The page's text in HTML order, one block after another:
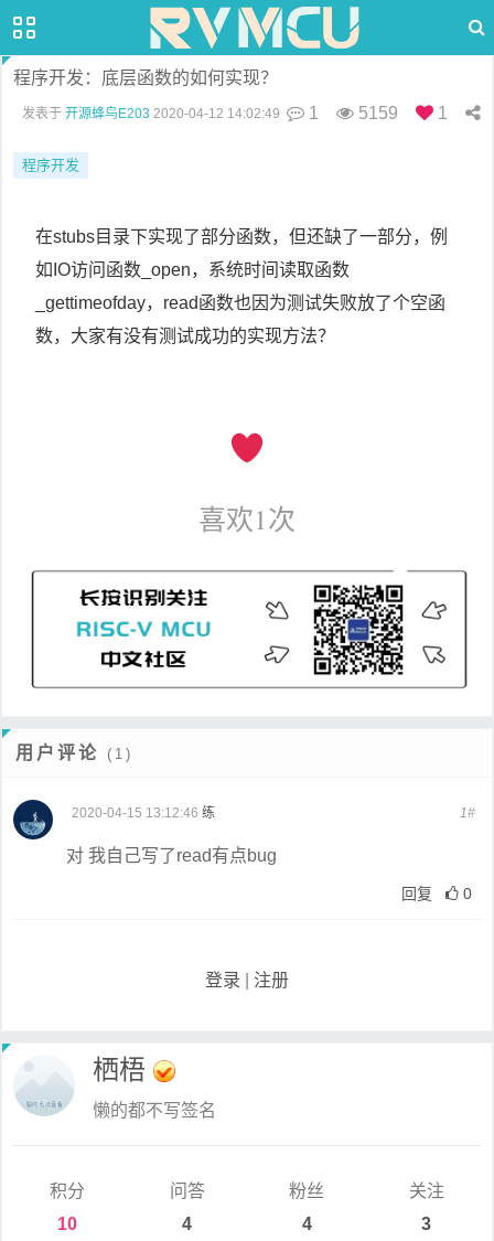
程序开发：底层函数的如何实现？
发表于 开源蜂鸟E203 2020-04-12 14:02:49 1 5159 1
程序开发
在stubs目录下实现了部分函数，但还缺了一部分，例
如IO访问函数_open，系统时间读取函数
_gettimeofday，read函数也因为测试失败放了个空函
数，大家有没有测试成功的实现方法？
喜欢1次
用户评论 (1)
2020-04-15 13:12:46 练 1#
对 我自己写了read有点bug
回复 0
登录 注册
栖梧
懒的都不写签名
积分
10
问答
4
粉丝
4
关注
3